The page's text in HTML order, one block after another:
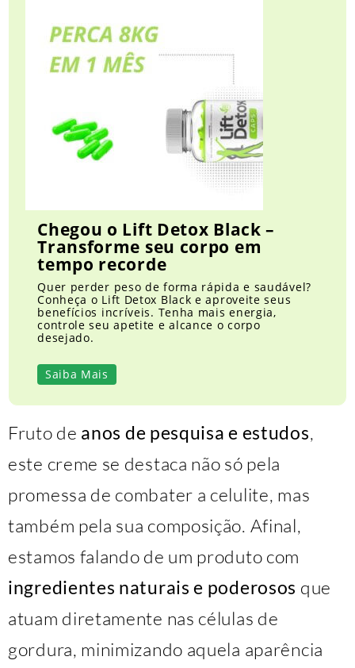
Chegou o Lift Detox Black –
Transforme seu corpo em
tempo recorde
Quer perder peso de forma rápida e saudável?
Conheça o Lift Detox Black e aproveite seus
benefícios incríveis. Tenha mais energia,
controle seu apetite e alcance o corpo
desejado.
Saiba Mais
Fruto de anos de pesquisa e estudos,
este creme se destaca não só pela
promessa de combater a celulite, mas
também pela sua composição. Afinal,
estamos falando de um produto com
ingredientes naturais e poderosos que
atuam diretamente nas células de
gordura, minimizando aquela aparência